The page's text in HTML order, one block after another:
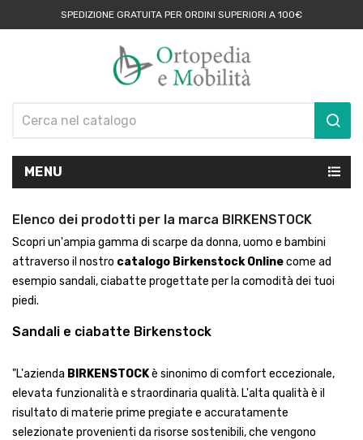
SPEDIZIONE GRATUITA PER ORDINI SUPERIORI A 100€
MENU
Elenco dei prodotti per la marca BIRKENSTOCK
Scopri un'ampia gamma di scarpe da donna, uomo e bambini
attraverso il nostro catalogo Birkenstock Onlinecome ad
esempio sandali, ciabatte progettate per la comodità dei tuoi
piedi.
Sandali e ciabatte Birkenstock
"L'azienda BIRKENSTOCKè sinonimo di comfort eccezionale,
elevata funzionalità e straordinaria qualità. L'alta qualità è il
risultato di materie prime pregiate e accuratamente
selezionate provenienti da risorse sostenibili, che vengono